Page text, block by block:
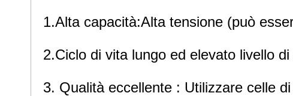
1.Alta capacità:Alta tensione (può
2.Ciclo di vita lungo ed elevato livello
3. Qualità eccellente : Utilizzare celle